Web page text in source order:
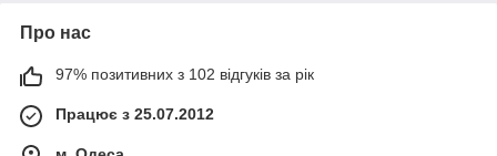
Про нас
97% позитивних з 102 відгуків за рік
Працює з 25.07.2012